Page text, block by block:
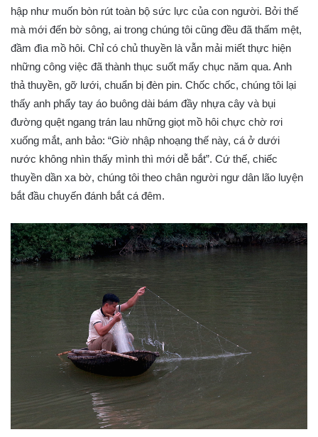
hập như muốn bòn rút toàn bộ sức lực của con người. Bởi thế
mà mới đến bờ sông, ai trong chúng tôi cũng đều đã thấm mệt,
đầm đìa mồ hôi. Chỉ có chủ thuyền là vẫn mải miết thực hiện
những công việc đã thành thục suốt mấy chục năm qua. Anh
thả thuyền, gỡ lưới, chuẩn bị đèn pin. Chốc chốc, chúng tôi lại
thấy anh phẩy tay áo buông dài bám đầy nhựa cây và bụi
đường quệt ngang trán lau những giọt mồ hôi chực chờ rơi
xuống mắt, anh bảo: “Giờ nhập nhoạng thế này, cá ở dưới
nước không nhìn thấy mình thì mới dễ bắt”. Cứ thế, chiếc
thuyền dần xa bờ, chúng tôi theo chân người ngư dân lão luyện
bắt đầu chuyến đánh bắt cá đêm.